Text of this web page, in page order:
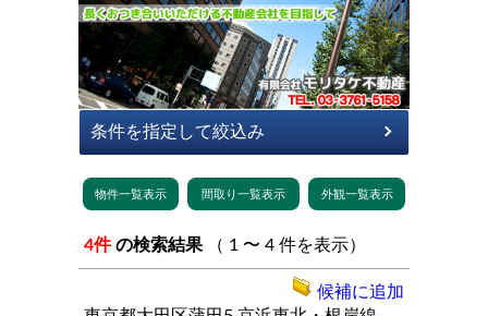
4件 の検索結果 （ 1 〜 4 件を表示）
候補に追加